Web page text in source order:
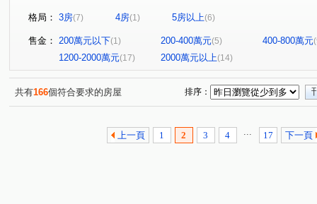
新和巷 三和路 西環路(1)
建國路(1) 林森路東四段(1) 環山路 吉和段(1)
格局： 3房(7) 4房(1) 5房以上(6)
售金： 200萬元以下(1) 200-400萬元(5) 400-800萬元
1200-2000萬元(17) 2000萬元以上(14)
共有166個符合要求的房屋 排序：
上一頁 1 2 3 4 ... 17 下一頁